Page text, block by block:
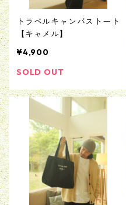
トラベルキャンバストート
【キャメル】
¥4,900
SOLD OUT